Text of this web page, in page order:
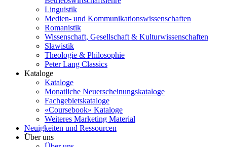
Linguistik
Medien- und Kommunikationswissenschaften
Romanistik
Wissenschaft, Gesellschaft & Kulturwissenschaften
Slawistik
Theologie & Philosophie
Peter Lang Classics
Kataloge
Kataloge
Monatliche Neuerscheinungskataloge
Fachgebietskataloge
«Coursebook» Kataloge
Weiteres Marketing Material
Neuigkeiten und Ressourcen
Über uns